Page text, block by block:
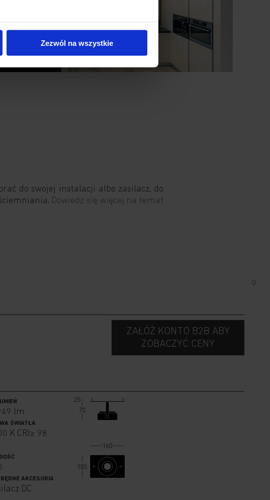
Zezwól na wszystkie
do swojej instalacji albo zasilacz, do
Dowiedz się więcej na temat
ZAŁÓŻ KONTO B2B ABY
ZOBACZYĆ CENY
lm
ŚWIATŁA
K CRI≥ 98
AKCESORIA
DC
0